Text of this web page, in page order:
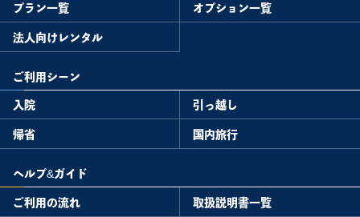
プラン一覧 オプション一覧
法人向けレンタル
ご利用シーン
入院 引っ越し
帰省 国内旅行
ヘルプ&ガイド
ご利用の流れ 取扱説明書一覧